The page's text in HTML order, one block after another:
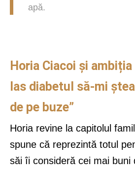
apă.
Horia Ciacoi și
las diabetul să-mi
de pe buze”
Horia revine la capitolul
spune că reprezintă totul
săi îi consideră cei mai buni